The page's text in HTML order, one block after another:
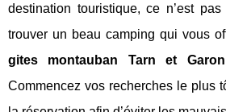
destination touristique, ce n’est
trouver un beau camping qui vous
gites montauban Tarn et
Commencez vos recherches le plus